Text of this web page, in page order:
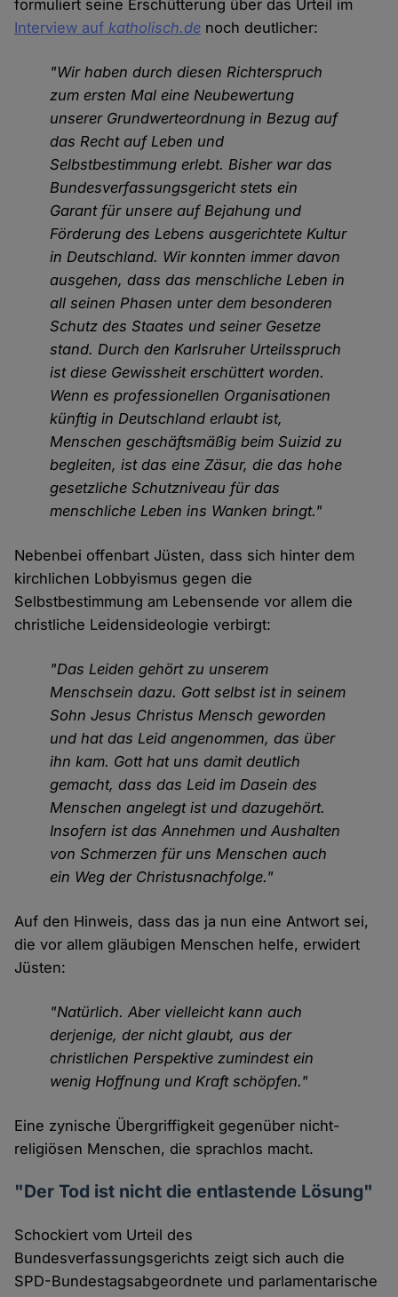
formuliert seine Erschütterung über das Urteil im
Interview aufkatholisch.de noch deutlicher:
"Wir haben durch diesen Richterspruch
zum ersten Mal eine Neubewertung
unserer Grundwerteordnung in Bezug auf
das Recht auf Leben und
Selbstbestimmung erlebt. Bisher war das
Bundesverfassungsgericht stets ein
Garant für unsere auf Bejahung und
Förderung des Lebens ausgerichtete Kultur
in Deutschland. Wir konnten immer davon
ausgehen, dass das menschliche Leben in
all seinen Phasen unter dem besonderen
Schutz des Staates und seiner Gesetze
stand. Durch den Karlsruher Urteilsspruch
ist diese Gewissheit erschüttert worden.
Wenn es professionellen Organisationen
künftig in Deutschland erlaubt ist,
Menschen geschäftsmäßig beim Suizid zu
begleiten, ist das eine Zäsur, die das hohe
gesetzliche Schutzniveau für das
menschliche Leben ins Wanken bringt."
Nebenbei offenbart Jüsten, dass sich hinter dem
kirchlichen Lobbyismus gegen die
Selbstbestimmung am Lebensende vor allem die
christliche Leidensideologie verbirgt:
"Das Leiden gehört zu unserem
Menschsein dazu. Gott selbst ist in seinem
Sohn Jesus Christus Mensch geworden
und hat das Leid angenommen, das über
ihn kam. Gott hat uns damit deutlich
gemacht, dass das Leid im Dasein des
Menschen angelegt ist und dazugehört.
Insofern ist das Annehmen und Aushalten
von Schmerzen für uns Menschen auch
ein Weg der Christusnachfolge."
Auf den Hinweis, dass das ja nun eine Antwort sei,
die vor allem gläubigen Menschen helfe, erwidert
Jüsten:
"Natürlich. Aber vielleicht kann auch
derjenige, der nicht glaubt, aus der
christlichen Perspektive zumindest ein
wenig Hoffnung und Kraft schöpfen."
Eine zynische Übergriffigkeit gegenüber nicht-
religiösen Menschen, die sprachlos macht.
"Der Tod ist nicht die entlastende Lösung"
Schockiert vom Urteil des
Bundesverfassungsgerichts zeigt sich auch die
SPD-Bundestagsabgeordnete und parlamentarische